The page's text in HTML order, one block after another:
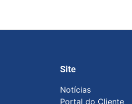
Site
Notícias
Portal do Cliente